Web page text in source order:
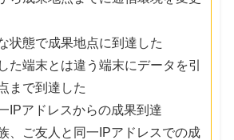
状態で成果地点に到達した
た端末とは違う端末にデータを引
まで到達した
IPアドレスからの成果到達
、ご友人と同一IPアドレスでの成